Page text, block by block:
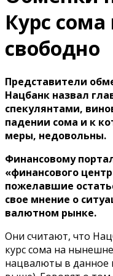
Курс
свободно
Представители
Нацбанк назвал
спекулянтами,
падении сома и к
меры, недовольны.
Финансовому
«финансового
пожелавшие
свое мнение о
валютном рынке.
Они считают, что
курс сома на
нацвалюты в данное